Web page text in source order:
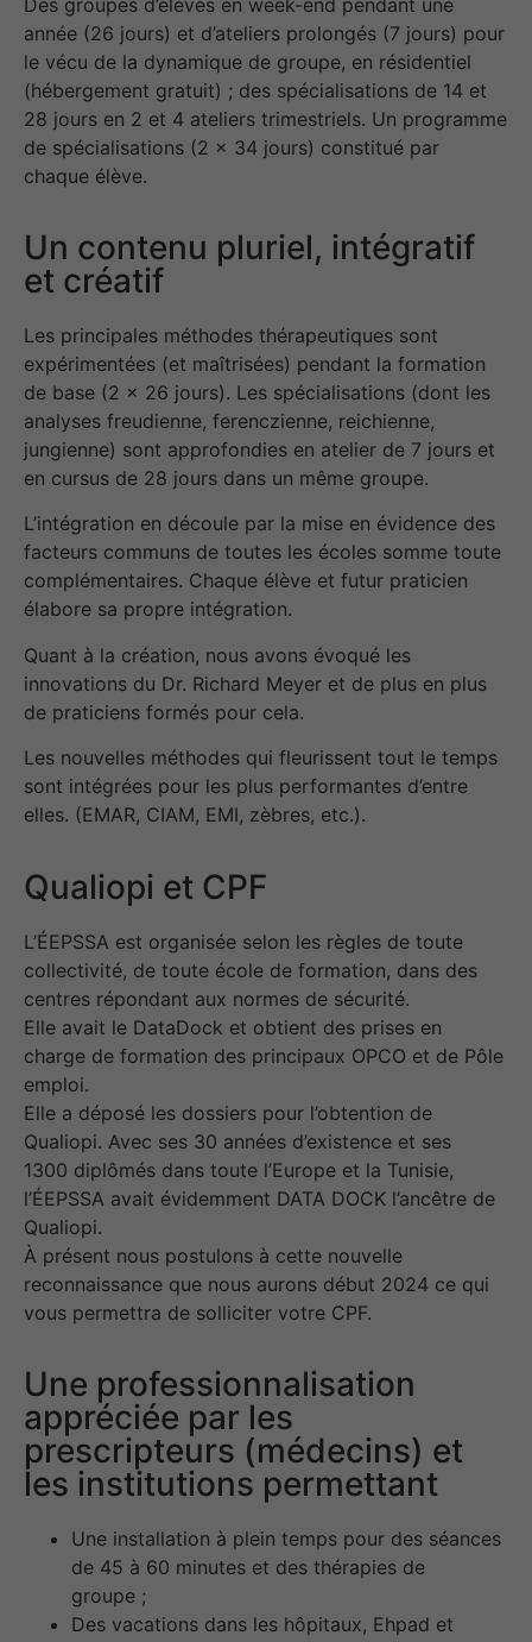
année (26 jours) et d’ateliers prolongés (7 jours) pour
le vécu de la dynamique de groupe, en résidentiel
(hébergement gratuit) ; des spécialisations de 14 et
28 jours en 2 et 4 ateliers trimestriels. Un programme
de spécialisations (2 × 34 jours) constitué par
chaque élève.
Un contenu pluriel, intégratif
et créatif
Les principales méthodes thérapeutiques sont
expérimentées (et maîtrisées) pendant la formation
de base (2 × 26 jours). Les spécialisations (dont les
analyses freudienne, ferenczienne, reichienne,
jungienne) sont approfondies en atelier de 7 jours et
en cursus de 28 jours dans un même groupe.
L’intégration en découle par la mise en évidence des
facteurs communs de toutes les écoles somme toute
complémentaires. Chaque élève et futur praticien
élabore sa propre intégration.
Quant à la création, nous avons évoqué les
innovations du Dr. Richard Meyer et de plus en plus
de praticiens formés pour cela.
Les nouvelles méthodes qui fleurissent tout le temps
sont intégrées pour les plus performantes d’entre
elles. (EMAR, CIAM, EMI, zèbres, etc.).
Qualiopi et CPF
L’ÉEPSSA est organisée selon les règles de toute
collectivité, de toute école de formation, dans des
centres répondant aux normes de sécurité.
Elle avait le DataDock et obtient des prises en
charge de formation des principaux OPCO et de Pôle
emploi.
Elle a déposé les dossiers pour l’obtention de
Qualiopi. Avec ses 30 années d’existence et ses
1300 diplômés dans toute l’Europe et la Tunisie,
l’ÉEPSSA avait évidemment DATA DOCK l’ancêtre de
Qualiopi.
À présent nous postulons à cette nouvelle
reconnaissance que nous aurons début 2024 ce qui
vous permettra de solliciter votre CPF.
Une professionnalisation
appréciée par les
prescripteurs (médecins) et
les institutions permettant
Une installation à plein temps pour des séances
de 45 à 60 minutes et des thérapies de
groupe ;
Des vacations dans les hôpitaux, Ehpad et